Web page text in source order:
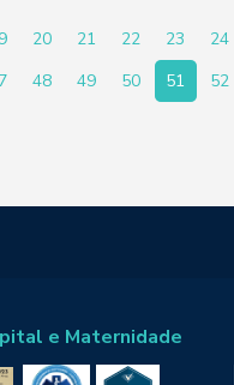
20 21 22 23 24
48 49 50 51 52
e Maternidade